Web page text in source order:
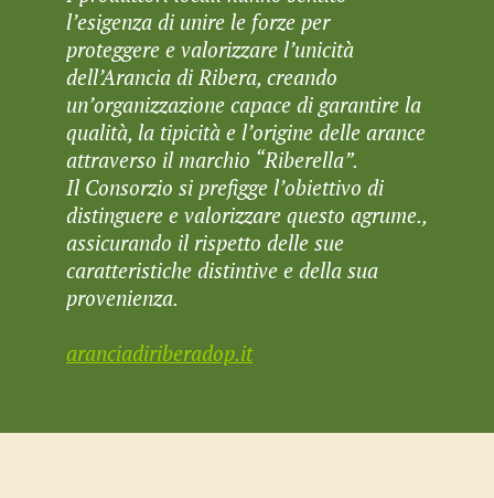
l’esigenza di unire le forze per
proteggere e valorizzare l’unicità
dell’Arancia di Ribera, creando
un’organizzazione capace di garantire la
qualità, la tipicità e l’origine delle arance
attraverso il marchio “Riberella”.
Il Consorzio si prefigge l’obiettivo di
distinguere e valorizzare questo agrume.,
assicurando il rispetto delle sue
caratteristiche distintive e della sua
provenienza.
aranciadiriberadop.it